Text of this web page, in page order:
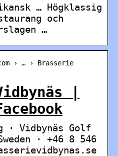
… Högklassig
och
…
› … › Brasserie
|
· Vidbynäs Golf
· +46 8 546